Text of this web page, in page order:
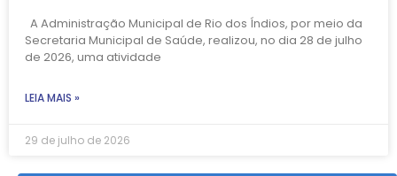
A Administração Municipal de Rio dos Índios, por meio da
Secretaria Municipal de Saúde, realizou, no dia 28 de julho
de 2026, uma atividade
LEIA MAIS »
29 de julho de 2026